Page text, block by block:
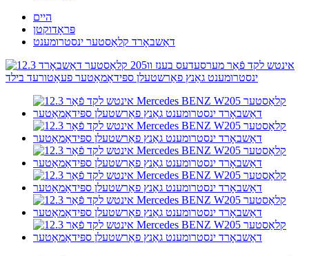
היים
פּראָדוקטן
דאַשבאָרד קלאַסטער ינסטרומענט